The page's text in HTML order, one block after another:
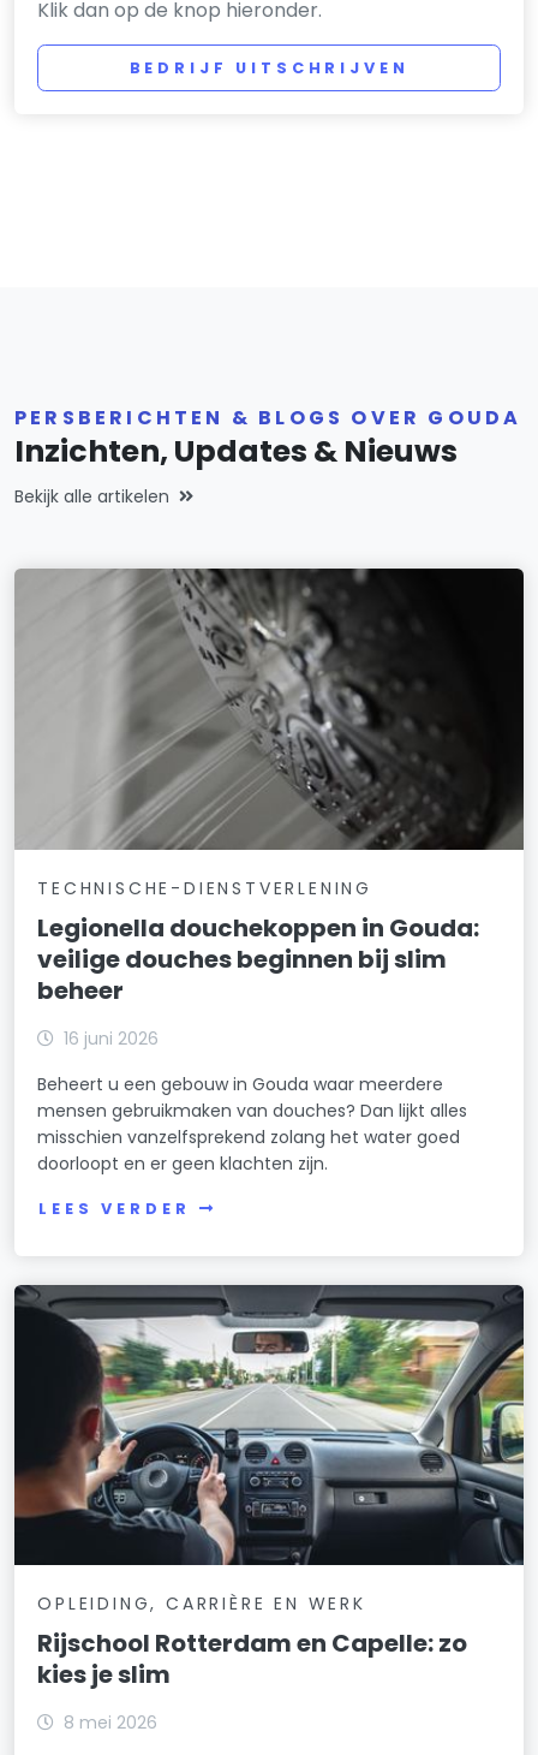
Klik dan op de knop hieronder.
BEDRIJF UITSCHRIJVEN
PERSBERICHTEN & BLOGS OVER GOUDA
Inzichten, Updates & Nieuws
Bekijk alle artikelen
TECHNISCHE-DIENSTVERLENING
Legionella douchekoppen in Gouda:
veilige douches beginnen bij slim
beheer
16 juni 2026
Beheert u een gebouw in Gouda waar meerdere
mensen gebruikmaken van douches? Dan lijkt alles
misschien vanzelfsprekend zolang het water goed
doorloopt en er geen klachten zijn.
LEES VERDER
OPLEIDING, CARRIÈRE EN WERK
Rijschool Rotterdam en Capelle: zo
kies je slim
8 mei 2026